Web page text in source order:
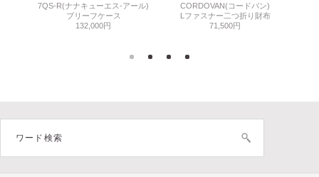
7QS-R(ナナキューエス-アール)
ブリーフケース
132,000円
CORDOVAN(コードバン)
Lファスナー二つ折り財布
71,500円